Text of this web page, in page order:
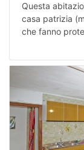
Questa
casa patrizia
che fanno